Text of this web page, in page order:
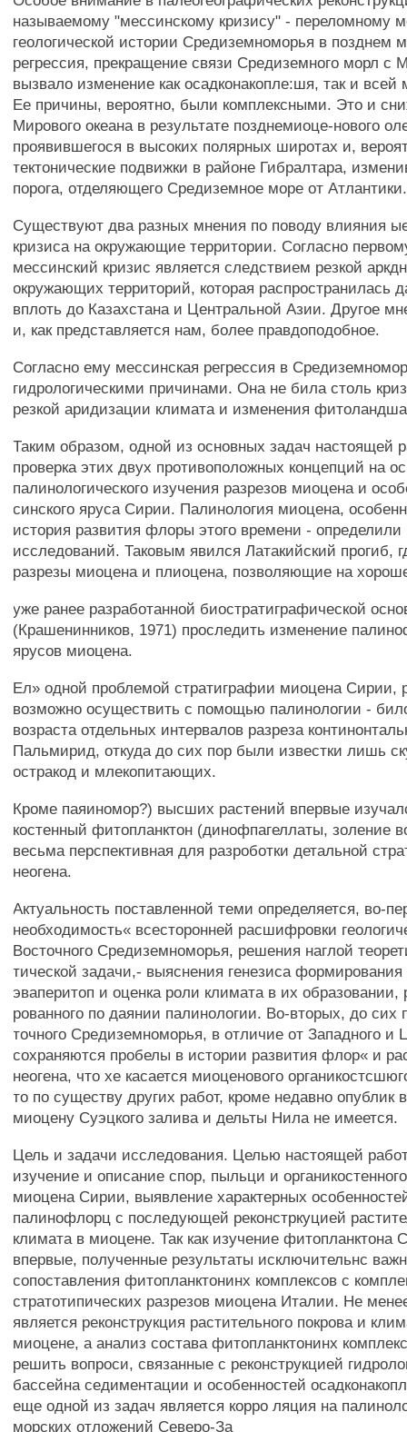
называемому "мессинскому кризису" - переломному
геологической истории Средиземноморья в позднем
регрессия, прекращение связи Средиземного морл с
вызвало изменение как осадконакопле:шя, так и всей
Ее причины, вероятно, были комплексными. Это и
Мирового океана в результате позднемиоце-нового
проявившегося в высоких полярных широтах и,
тектонические подвижки в районе Гибралтара,
порога, отделяющего Средиземное море от Атлантики.
Существуют два разных мнения по поводу влияния
кризиса на окружающие территории. Согласно
мессинский кризис является следствием резкой
окружающих территорий, которая распространилась
вплоть до Казахстана и Центральной Азии. Другое
и, как представляется нам, более правдоподобное.
Согласно ему мессинская регрессия в
гидрологическими причинами. Она не била столь
резкой аридизации климата и изменения
Таким образом, одной из основных задач настоящей
проверка этих двух противоположных концепций на
палинологического изучения разрезов миоцена и
синского яруса Сирии. Палинология миоцена,
история развития флоры этого времени -
исследований. Таковым явился Латакийский прогиб,
разрезы миоцена и плиоцена, позволяющие на
уже ранее разработанной биостратиграфической
(Крашенинников, 1971) проследить изменение
ярусов миоцена.
Ел» одной проблемой стратиграфии миоцена Сирии,
возможно осуществить с помощью палинологии -
возраста отдельных интервалов разреза
Пальмирид, откуда до сих пор были известки лишь
остракод и млекопитающих.
Кроме паяиномор?) высших растений впервые
костенный фитопланктон (динофпагеллаты, золение
весьма перспективная для разроботки детальной
неогена.
Актуальность поставленной теми определяется, во-
необходимость« всесторонней расшифровки
Восточного Средиземноморья, решения наглой
тической задачи,- выяснения генезиса
эваперитоп и оценка роли климата в их образовании,
рованного по даянии палинологии. Во-вторых, до сих
точного Средиземноморья, в отличие от Западного и
сохраняются пробелы в истории развития флор« и
неогена, что хе касается миоценового
то по существу других работ, кроме недавно опублик
миоцену Суэцкого залива и дельты Нила не имеется.
Цель и задачи исследования. Целью настоящей
изучение и описание спор, пыльци и
миоцена Сирии, выявление характерных
палинофлорц с последующей реконстркуцией
климата в миоцене. Так как изучение фитопланктона
впервые, полученные результаты исключительнс
сопоставления фитопланктонинх комплексов с
стратотипических разрезов миоцена Италии. Не
является реконструкция растительного покрова и
миоцене, а анализ состава фитопланктонинх
решить вопроси, связанные с реконструкцией
бассейна седиментации и особенностей
еще одной из задач является корро ляция на
морских отложений Северо-За